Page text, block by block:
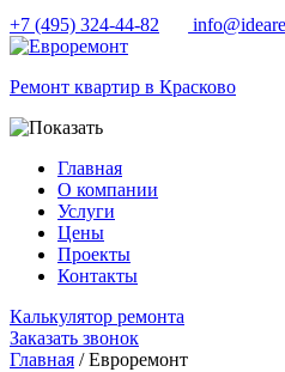
+7 (495) 324-44-82
Ремонт квартир в Красково
Главная
О компании
Услуги
Цены
Проекты
Контакты
Калькулятор ремонта
Заказать звонок
Главная / Евроремонт